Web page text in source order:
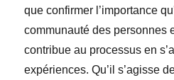
que confirmer l’importance
communauté des personnes
contribue au processus en
expériences. Qu’il s’agisse